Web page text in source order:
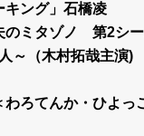
キング」石橋凌
のミタゾノ 第2シ
～（木村拓哉主演)
ろてんか・ひよっ